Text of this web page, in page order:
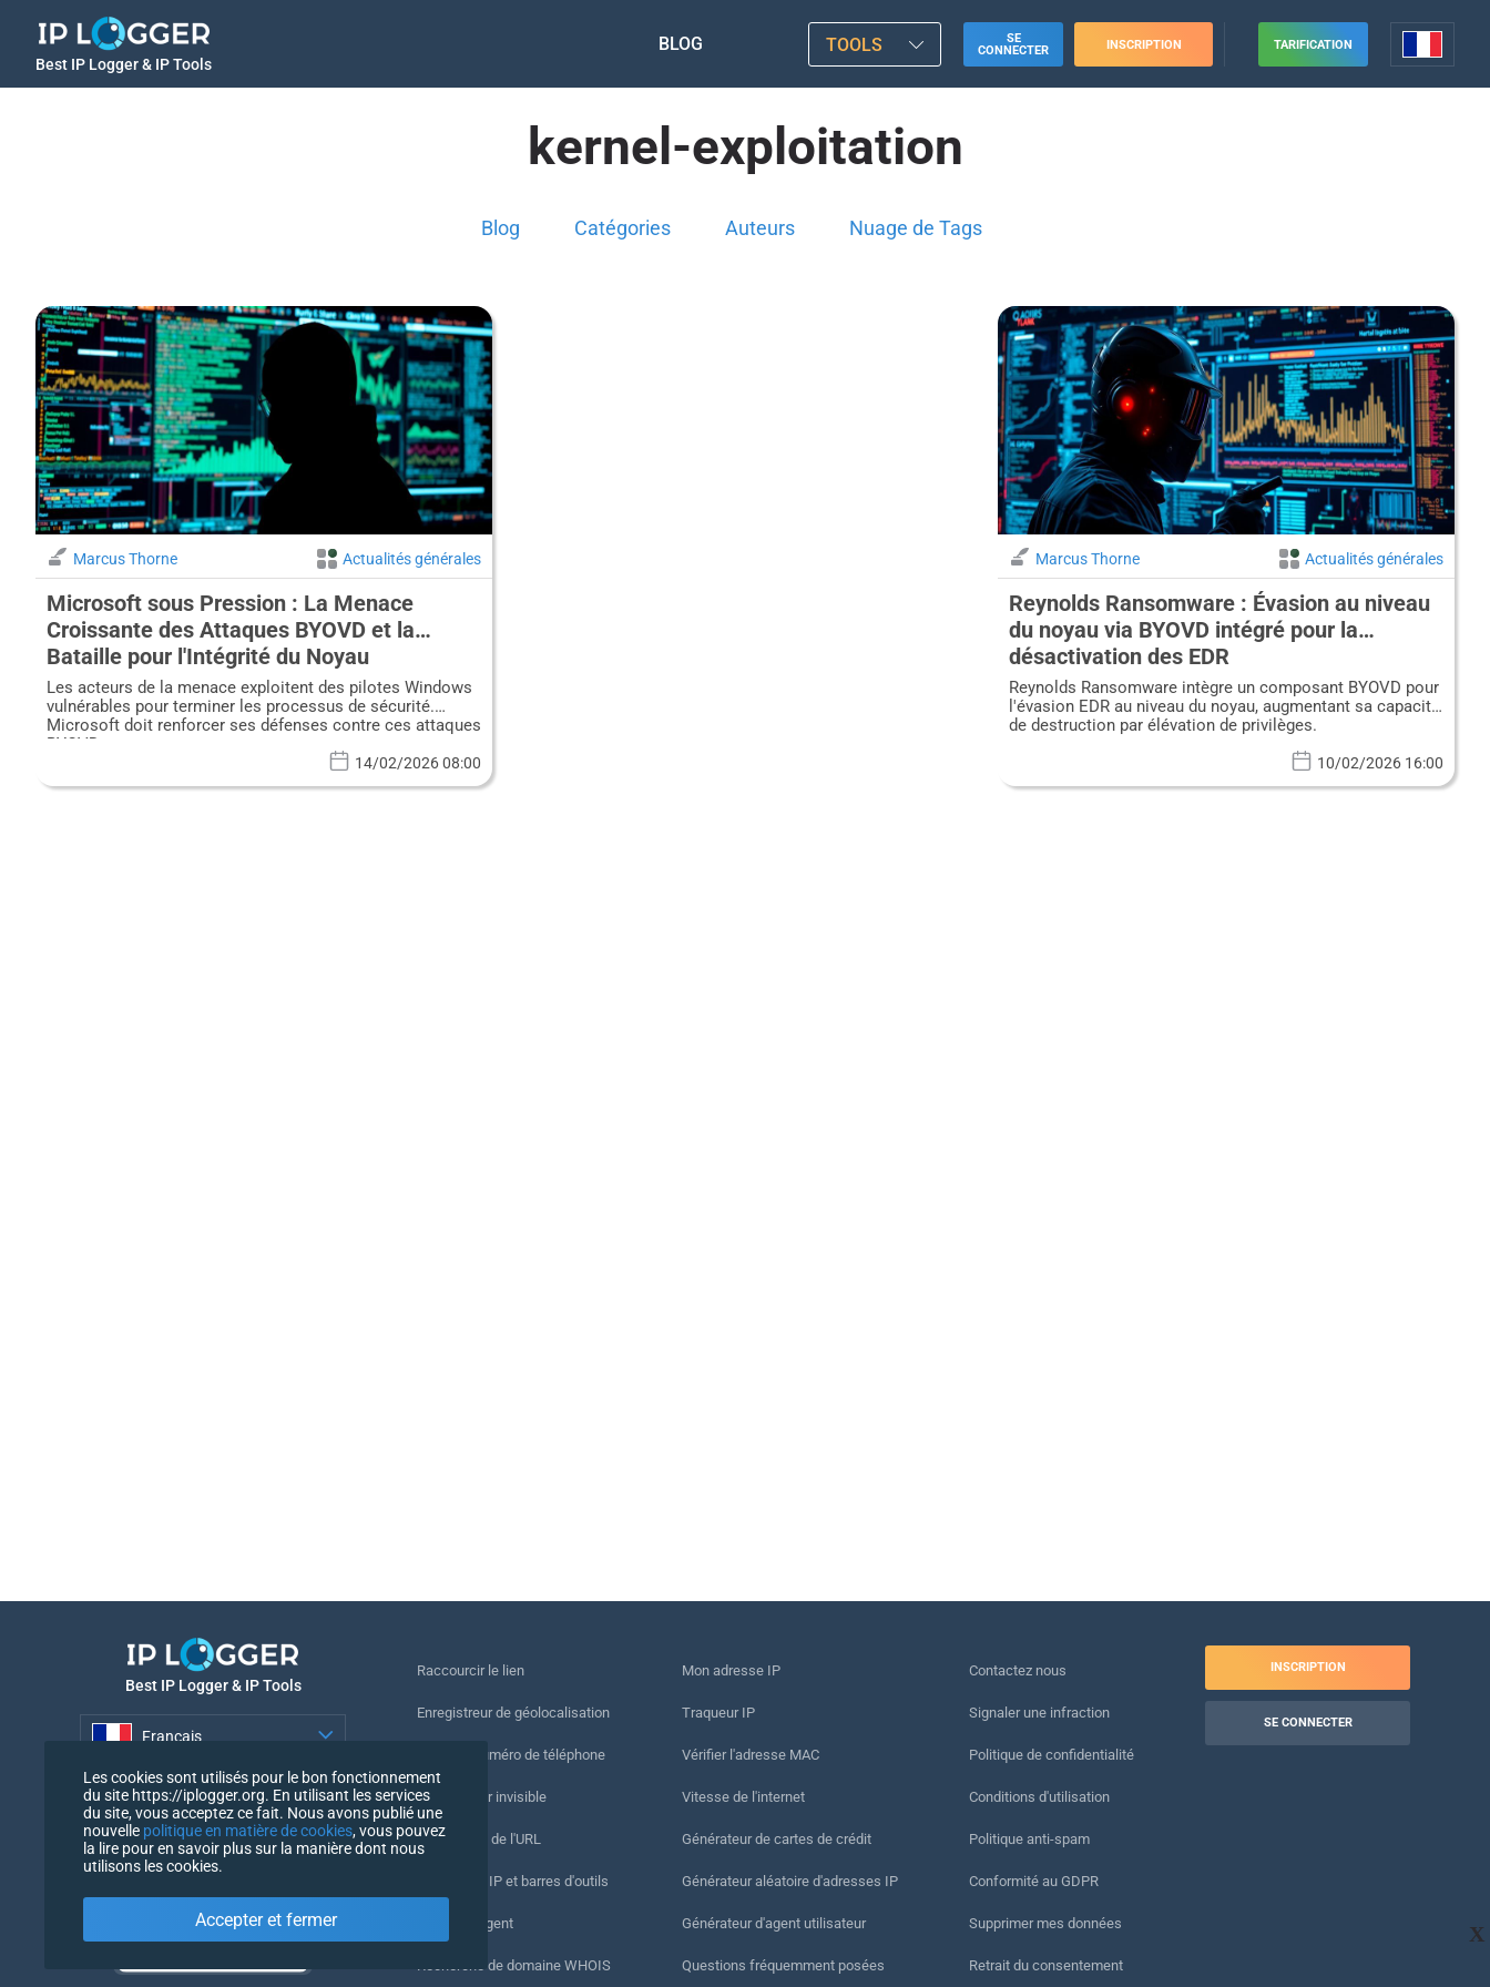
Best IP Logger & IP Tools
BLOG TOOLS
SE
CONNECTER
INSCRIPTION TARIFICATION
kernel-exploitation
Blog Catégories Auteurs Nuage de Tags
Marcus Thorne Actualités générales
Microsoft sous Pression : La Menace
Croissante des Attaques BYOVD et la
Bataille pour l'Intégrité du Noyau
Les acteurs de la menace exploitent des pilotes Windows
vulnérables pour terminer les processus de sécurité.
Microsoft doit renforcer ses défenses contre ces attaques
BYOVD.
14/02/2026 08:00
Marcus Thorne Actualités générales
Reynolds Ransomware : Évasion au niveau
du noyau via BYOVD intégré pour la
désactivation des EDR
Reynolds Ransomware intègre un composant BYOVD pour
l'évasion EDR au niveau du noyau, augmentant sa capacité
de destruction par élévation de privilèges.
10/02/2026 16:00
X
Best IP Logger & IP Tools
Français
Français
Raccourcir le lien
Enregistreur de géolocalisation
Suivre le numéro de téléphone
Enregistreur invisible
Vérification de l'URL
Compteurs IP et barres d'outils
Mon UserAgent
Recherche de domaine WHOIS
Mon adresse IP
Traqueur IP
Vérifier l'adresse MAC
Vitesse de l'internet
Générateur de cartes de crédit
Générateur aléatoire d'adresses IP
Générateur d'agent utilisateur
Questions fréquemment posées
Contactez nous
Signaler une infraction
Politique de confidentialité
Conditions d'utilisation
Politique anti-spam
Conformité au GDPR
Supprimer mes données
Retrait du consentement
INSCRIPTION
SE CONNECTER
Les cookies sont utilisés pour le bon fonctionnement
du site https://iplogger.org. En utilisant les services
du site, vous acceptez ce fait. Nous avons publié une
nouvelle politique en matière de cookies, vous pouvez
la lire pour en savoir plus sur la manière dont nous
utilisons les cookies.
Accepter et fermer